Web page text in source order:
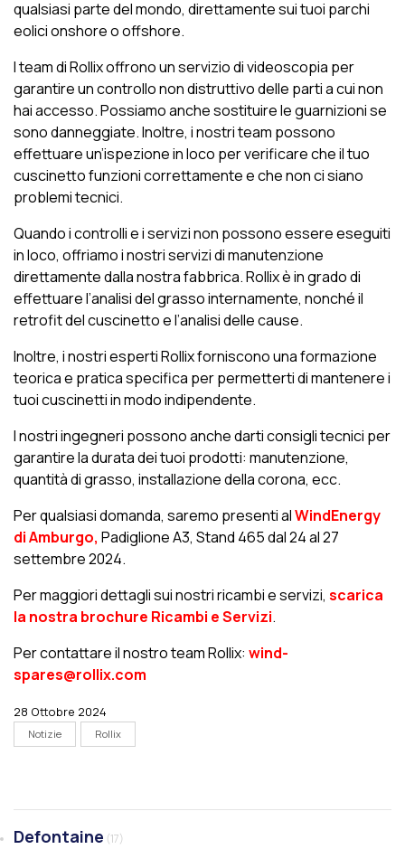
qualsiasi parte del mondo, direttamente sui tuoi parchi
eolici onshore o offshore.
I team di Rollix offrono un servizio di videoscopia per
garantire un controllo non distruttivo delle parti a cui non
hai accesso. Possiamo anche sostituire le guarnizioni se
sono danneggiate. Inoltre, i nostri team possono
effettuare un’ispezione in loco per verificare che il tuo
cuscinetto funzioni correttamente e che non ci siano
problemi tecnici.
Quando i controlli e i servizi non possono essere eseguiti
in loco, offriamo i nostri servizi di manutenzione
direttamente dalla nostra fabbrica. Rollix è in grado di
effettuare l’analisi del grasso internamente, nonché il
retrofit del cuscinetto e l’analisi delle cause.
Inoltre, i nostri esperti Rollix forniscono una formazione
teorica e pratica specifica per permetterti di mantenere i
tuoi cuscinetti in modo indipendente.
I nostri ingegneri possono anche darti consigli tecnici per
garantire la durata dei tuoi prodotti: manutenzione,
quantità di grasso, installazione della corona, ecc.
Per qualsiasi domanda, saremo presenti alWindEnergy
di Amburgo, Padiglione A3, Stand 465 dal 24 al 27
settembre 2024.
Per maggiori dettagli sui nostri ricambi e servizi, scarica
la nostra brochure Ricambi e Servizi.
Per contattare il nostro team Rollix: wind-
spares@rollix.com
28 Ottobre 2024
Notizie Rollix
Defontaine (17)